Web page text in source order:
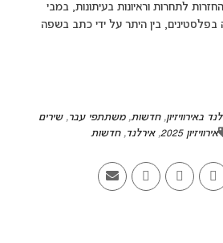
לתחרות וראיונות בעיתונות, במבי
בפלסטינים, בין היתר על ידי כתב בשפה
באירוויזיון,חדשות,משתתפי עבר,שירים
אירוויזיון 2025 ,אירלנד,חדשות